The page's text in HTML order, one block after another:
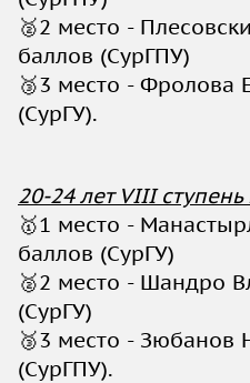
🥈2 место -
баллов (СурГПУ)
🥉3 место - Фролова
(СурГУ).
20-24 лет VIII
🥇1 место -
баллов (СурГУ)
🥈2 место - Шандро
(СурГУ)
🥉3 место - Зюбанов
(СурГПУ).